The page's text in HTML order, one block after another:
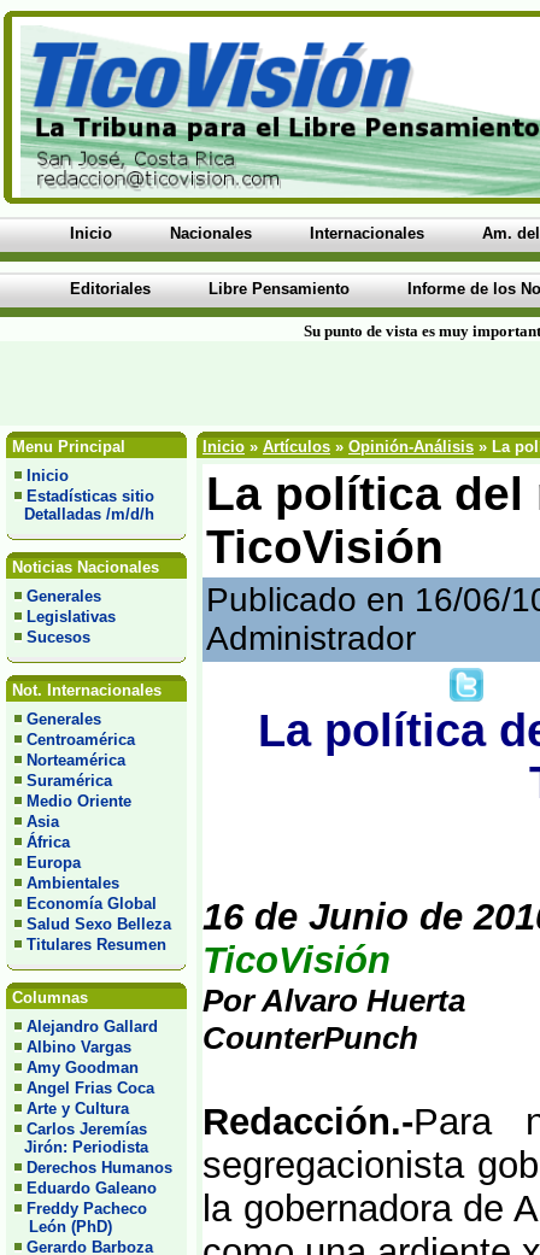
Inicio Nacionales Internacionales Am.
Editoriales Libre Pensamiento Informe de los
Su punto de vista es muy
Menu Principal
Inicio
Estadísticas sitio
Detalladas /m/d/h
Noticias Nacionales
Generales
Legislativas
Sucesos
Not. Internacionales
Generales
Centroamérica
Norteamérica
Suramérica
Medio Oriente
Asia
África
Europa
Ambientales
Economía Global
Salud Sexo Belleza
Titulares Resumen
Columnas
Alejandro Gallard
Albino Vargas
Amy Goodman
Angel Frias Coca
Arte y Cultura
Carlos Jeremías
Jirón: Periodista
Derechos Humanos
Eduardo Galeano
Freddy Pacheco
León (PhD)
Gerardo Barboza
Inicio » Artículos » Opinión-Análisis » La
La política del
TicoVisión
Publicado en 16/06/
Administrador
La política
16 de Junio de
TicoVisión
Por Alvaro Huerta
CounterPunch
Redacción.-Para
segregacionista
la gobernadora de